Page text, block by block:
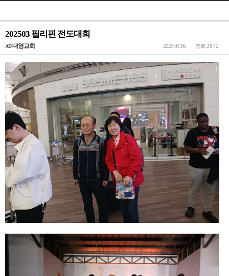
202503 필리핀 전도대회
AD대영교회 조회2672
2025.03.16